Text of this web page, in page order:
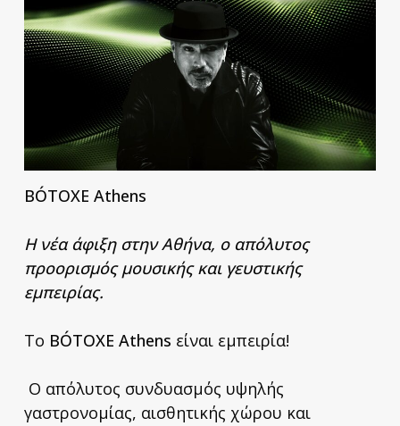
BÓTOXE Athens
Η νέα άφιξη στην Αθήνα, ο απόλυτος
προορισμός μουσικής και γευστικής
εμπειρίας.
Το BÓTOXE Athens είναι εμπειρία!
Ο απόλυτος συνδυασμός υψηλής
γαστρονομίας, αισθητικής χώρου και